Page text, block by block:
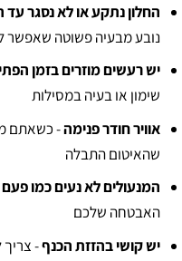
החלון נתקע או לא נסגר עד
נובע מבעיה פשוטה שאפשר
יש רעשים מוזרים בזמן
שימון או בעיה במסילות
אוויר חודר פנימה- כשאתם
שהאיטום התבלה
המנעולים לא נעים כמו פעם
האבטחה שלכם
יש קושי בהזזת הכנף- צריך